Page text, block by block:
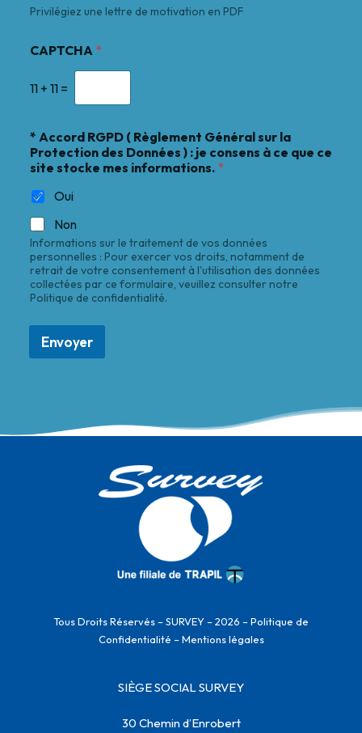
Privilégiez une lettre de motivation en PDF
CAPTCHA *
11 + 11 =
* Accord RGPD ( Règlement Général sur la
Protection des Données ) : je consens à ce que ce
site stocke mes informations. *
Oui
Non
Informations sur le traitement de vos données
personnelles : Pour exercer vos droits, notamment de
retrait de votre consentement à l'utilisation des données
collectées par ce formulaire, veuillez consulter notre
Politique de confidentialité.
Envoyer
Tous Droits Réservés – SURVEY – 2026 –Politique de
Confidentialité –Mentions légales
SIÈGE SOCIAL SURVEY
30 Chemin d’Enrobert